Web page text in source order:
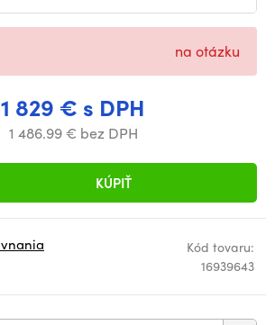
1 829 € s DPH
1 486.99 € bez DPH
KÚPIŤ
na otázku
Kód tovaru:
16939643